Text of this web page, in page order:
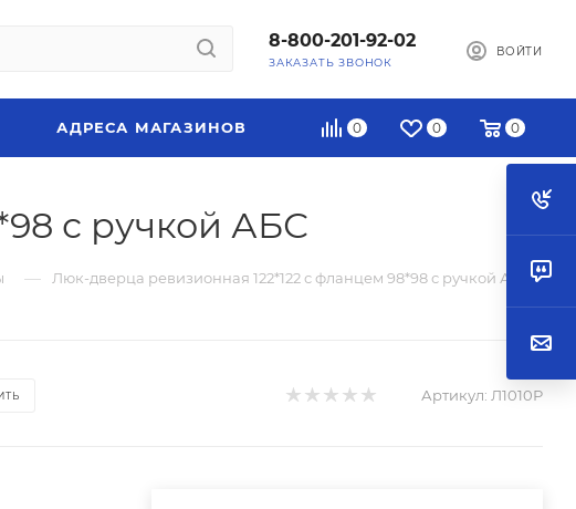
8-800-201-92-02
ЗАКАЗАТЬ ЗВОНОК
ВОЙТИ
0 0 0
АДРЕСА МАГАЗИНОВ
с ручкой АБС
— Люк-дверца ревизионная 122*122 с фланцем 98*98 с ручкой АБС
Артикул: Л1010Р